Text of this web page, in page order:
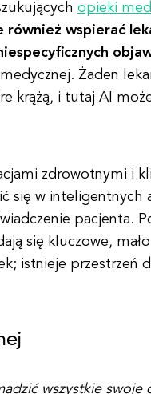
opieki
również wspierać
Żaden
krążą, i tutaj AI
zdrowotnymi i
się w
pacjenta.
się kluczowe,
istnieje przestrzeń
wszystkie swoje